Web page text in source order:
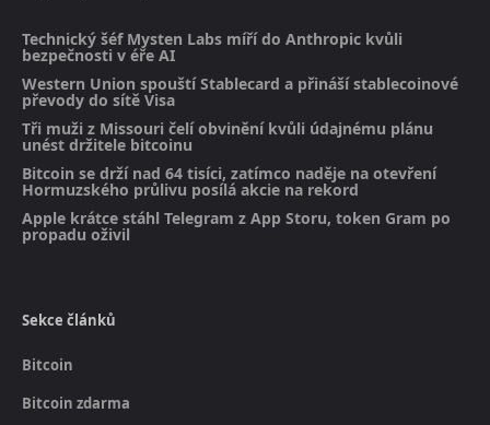
Technický šéf Mysten Labs míří do Anthropic kvůli
bezpečnosti v éře AI
Western Union spouští Stablecard a přináší stablecoinové
převody do sítě Visa
Tři muži z Missouri čelí obvinění kvůli údajnému plánu
unést držitele bitcoinu
Bitcoin se drží nad 64 tisíci, zatímco naděje na otevření
Hormuzského průlivu posílá akcie na rekord
Apple krátce stáhl Telegram z App Storu, token Gram po
propadu oživil
Sekce článků
Bitcoin
Bitcoin zdarma